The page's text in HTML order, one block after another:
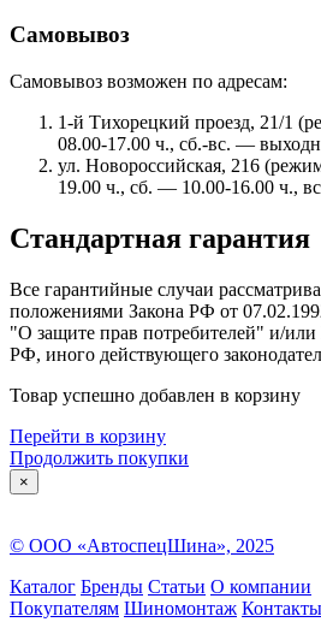
Самовывоз
Самовывоз возможен по адресам:
1-й Тихорецкий проезд, 21/1
08.00-17.00 ч., сб.-вс. —
ул. Новороссийская, 216
19.00 ч., сб. — 10.00-16.00 ч.,
Стандартная гарантия
Все гарантийные случаи
положениями Закона РФ от
"О защите прав потребителей" и/или
РФ, иного действующего
Товар успешно добавлен в корзину
Перейти в корзину
Продолжить покупки
×
© ООО «АвтоспецШина», 2025
Каталог Бренды Статьи О компании
Покупателям Шиномонтаж Контакты